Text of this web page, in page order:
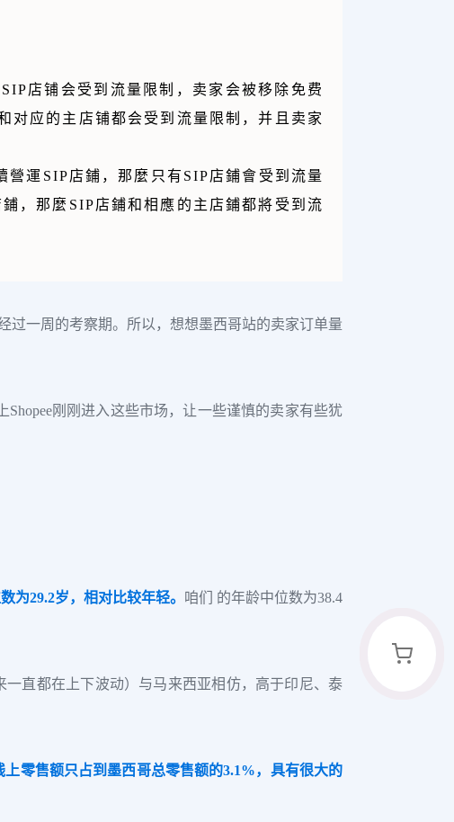
店铺会受到流量限制，卖家会被移除免费
对应的主店铺都会受到流量限制，并且卖家
運SIP店鋪，那麼只有SIP店鋪會受到流量
，那麼SIP店鋪和相應的主店鋪都將受到流
过一周的考察期。所以，想想墨西哥站的卖家订单量
刚刚进入这些市场，让一些谨慎的卖家有些犹
为29.2岁，相对比较年轻。
咱们 的年龄中位数为38.4
一直都在上下波动）与马来西亚相仿，高于印尼、泰
上零售额只占到墨西哥总零售额的3.1%，具有很大的